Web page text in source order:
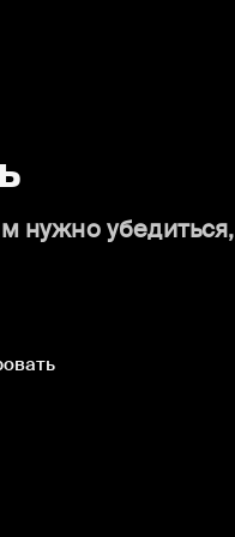
нужно убедиться,